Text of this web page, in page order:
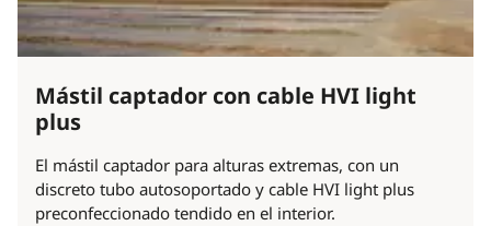
Mástil captador con cable HVI light
plus
El mástil captador para alturas extremas, con un
discreto tubo autosoportado y cable HVI light plus
preconfeccionado tendido en el interior.